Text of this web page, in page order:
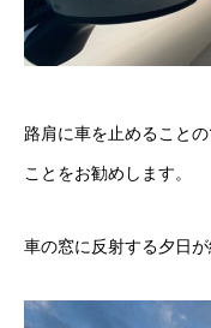
路肩に車を止めること
ことをお勧めします。
車の窓に反射する夕日が